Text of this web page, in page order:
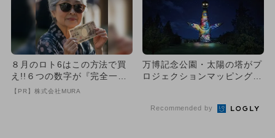
８月のロト6はこの方法で買
え!!６つの数字が『完全一
致』する方法
【PR】株式会社MURA
万博記念公園・太陽の塔がプ
ロジェクションマッピングで
Recommended by